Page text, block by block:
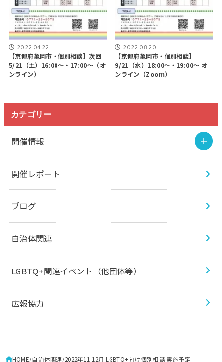
2022.04.22
【京都府亀岡市・個別相談】次回
5/21（土）16:00〜・17:00〜（オ
ンライン）
2022.08.20
【京都府亀岡市・個別相談】
9/21（水）18:00～・19:00～ オ
ンライン（Zoom）
カテゴリー
開催情報
開催レポート
ブログ
自治体関連
LGBTQ+関連イベント（他団体等）
広報協力
HOME 自治体関連 2022年11-12月 LGBTQ+向け個別相談 実施予定